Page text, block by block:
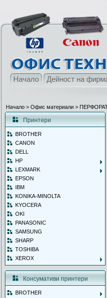
Начало Дейност на
Начало > Офис материали >
Принтери
BROTHER
CANON
DELL
HP
LEXMARK
EPSON
IBM
KONIKA-MINOLTA
KYOCERA
OKI
PANASONIC
SAMSUNG
SHARP
TOSHIBA
XEROX
Консумативи принтери
BROTHER